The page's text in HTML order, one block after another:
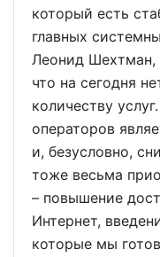
который есть
главных
Леонид Шехтман,
что на сегодня
количеству
операторов
и, безусловно,
тоже весьма
– повышение
Интернет,
которые мы